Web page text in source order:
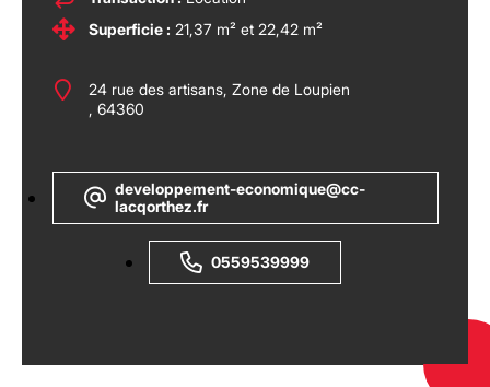
Superficie : 21,37 m² et 22,42 m²
24 rue des artisans, Zone de Loupien
, 64360
developpement-economique@cc-
lacqorthez.fr
0559539999